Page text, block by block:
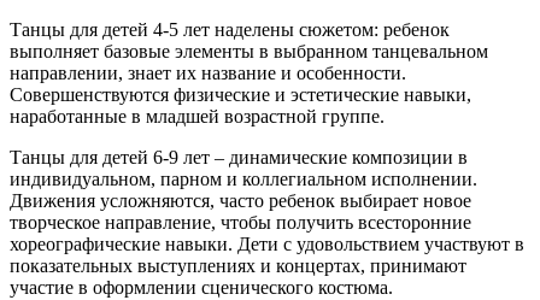
Танцы для детей 4-5 лет наделены сюжетом: ребенок
выполняет базовые элементы в выбранном танцевальном
направлении, знает их название и особенности.
Совершенствуются физические и эстетические навыки,
наработанные в младшей возрастной группе.
Танцы для детей 6-9 лет – динамические композиции в
индивидуальном, парном и коллегиальном исполнении.
Движения усложняются, часто ребенок выбирает новое
творческое направление, чтобы получить всесторонние
хореографические навыки. Дети с удовольствием участвуют в
показательных выступлениях и концертах, принимают
участие в оформлении сценического костюма.